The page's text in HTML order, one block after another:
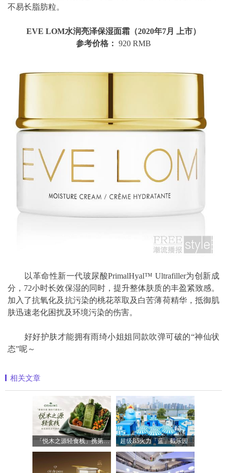
不易长脂肪粒。
EVE LOM水润亮泽保湿面霜（2020年7月 上市）
参考价格： 920 RMB
以革命性新一代玻尿酸PrimalHyal™ Ultrafiller为创新成
分，72小时长效保湿的同时，提升整体肤质的丰盈紧致感。
加入了抗氧化及抗污染的桃花萃取及白苦薄荷精华，抵御肌
肤迅速老化困扰及环境污染的伤害。
好好护肤才能拥有雨绮小姐姐同款吹弹可破的“神仙状
态”呢～
相关文章
「悦木之源轻食栈」携第四代菌菇水轻盈 超级B5火力「蓝」截乐园登陆长沙，理肤